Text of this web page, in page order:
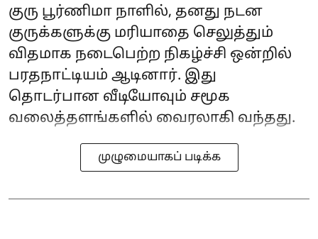
குரு பூர்ணிமா நாளில், தனது நடன
குருக்களுக்கு மரியாதை செலுத்தும்
விதமாக நடைபெற்ற நிகழ்ச்சி ஒன்றில்
பரதநாட்டியம் ஆடினார். இது
தொடர்பான வீடியோவும் சமூக
வலைத்தளங்களில் வைரலாகி வந்தது.
முழுமையாகப் படிக்க